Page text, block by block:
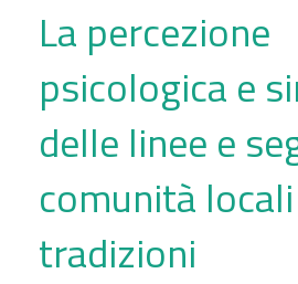
La percezione
psicologica e
delle linee e
comunità
tradizioni